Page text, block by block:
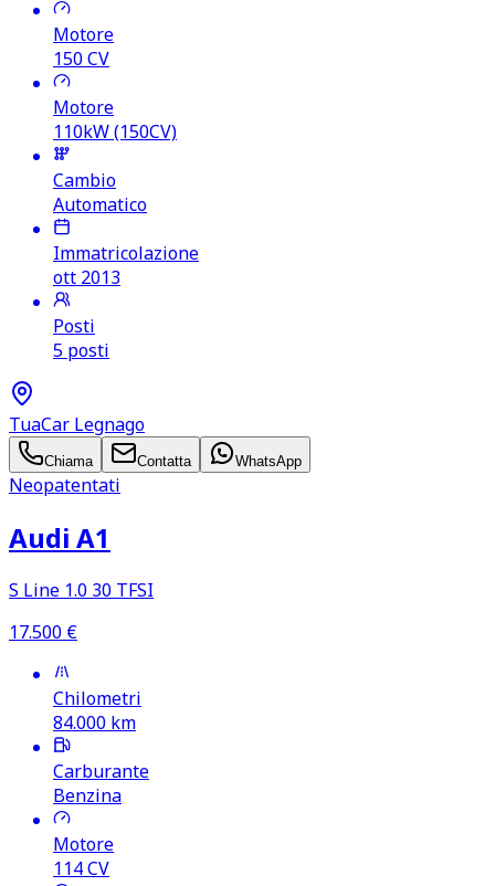
Motore
150CV
Motore
110kW (150CV)
Cambio
Automatico
Immatricolazione
ott 2013
Posti
5 posti
TuaCar Legnago
Chiama Contatta WhatsApp
Neopatentati
Audi A1
S Line 1.0 30 TFSI
17.500 €
Chilometri
84.000 km
Carburante
Benzina
Motore
114CV